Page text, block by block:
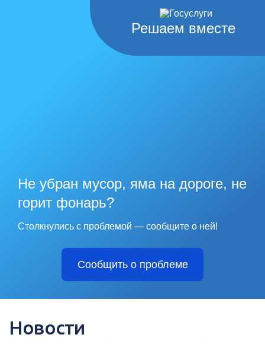
Решаем вместе
Не убран мусор, яма на дороге, не
горит фонарь?
Столкнулись с проблемой — сообщите о ней!
Сообщить о проблеме
Новости